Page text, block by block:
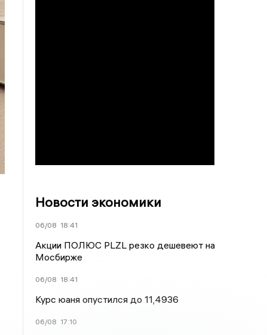
Новости экономики
06/08 18:41
Акции ПОЛЮС PLZL резко дешевеют на
Мосбирже
06/08 18:41
Курс юаня опустился до 11,4936
06/08 17:10